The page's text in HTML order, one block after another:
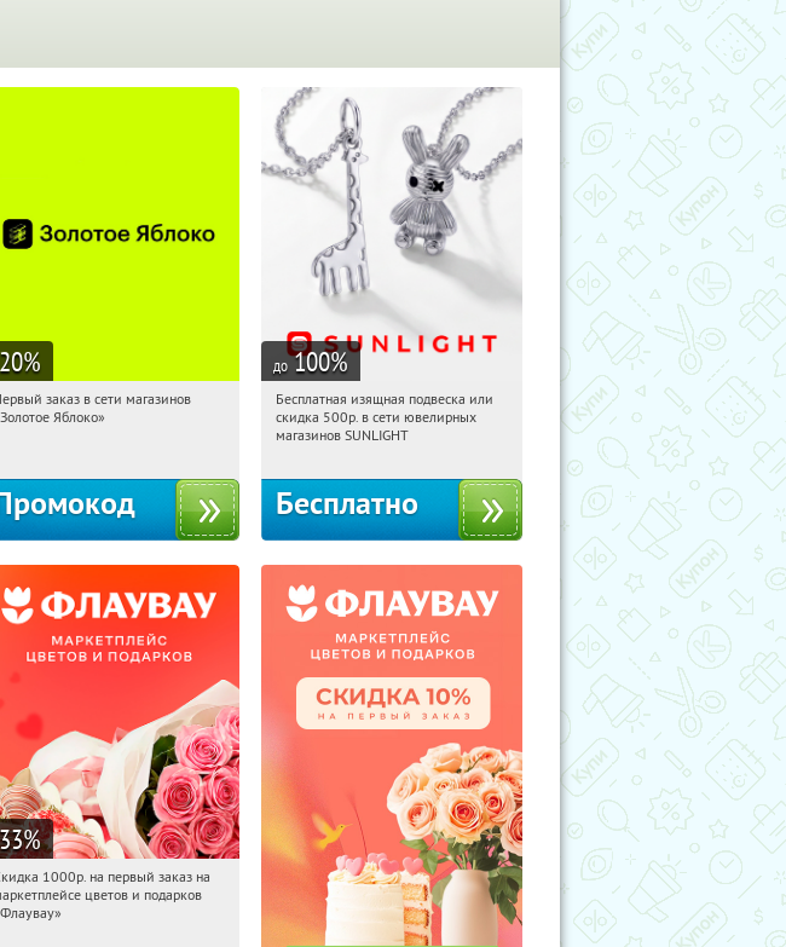
%
16:20:09
Получи первым!
заказ в сети магазинов
Яблоко»
до 100%
16:20:09 Получили:
Россия
Бесплатная изящная подвеска или
скидка 500р. в сети ювелирных
магазинов SUNLIGHT
Бесплатно
%
16:20:09 Получили:
1000р. на первый заказ на
цветов и подарков